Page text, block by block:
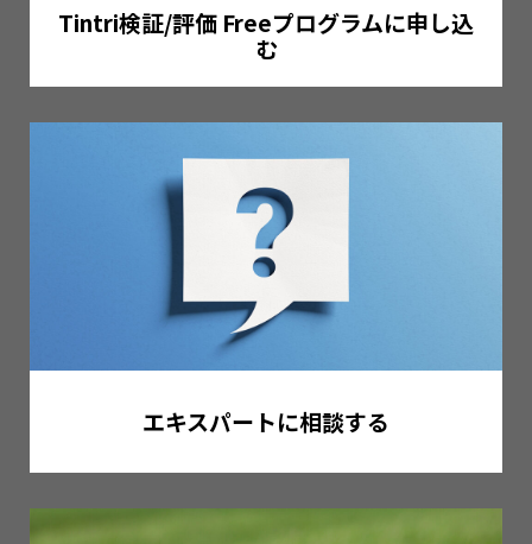
Tintri検証/評価 Freeプログラムに申し込
む
エキスパートに相談する